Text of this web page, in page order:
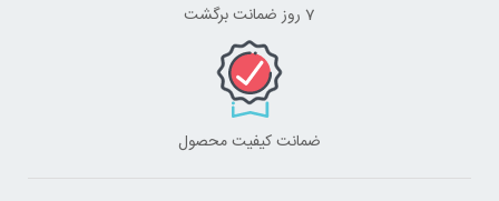
7 روز ضمانت برگشت
ضمانت کیفیت محصول